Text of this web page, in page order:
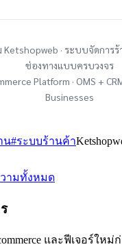
· ระบบจัดการ
ช่องทางแบบครบวงจร
Platform · OMS +
Businesses
น#ระบบร้านค้า
ามทั้งหมด
และฟีเจอร์ใหม่